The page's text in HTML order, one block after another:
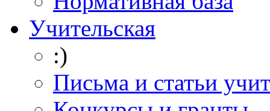
Учительская
:)
Письма и статьи